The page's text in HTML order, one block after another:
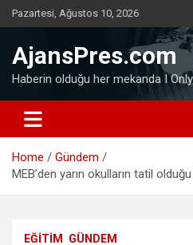
Skip
to
Pazartesi, Ağustos 10, 2026
AjansPres.com
Haberin olduğu her mekanda I
Home
Gündem
MEB’den yarın okulların tatil
EĞITIM GÜNDEM